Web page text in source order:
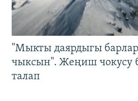
"Мыкты даярдыгы
чыксын". Жеңиш чокусу
талап